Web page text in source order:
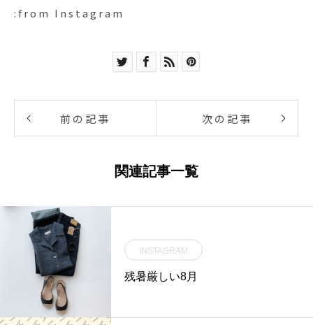
:from Instagram
前の記事 次の記事
関連記事一覧
INSTAGRAM
残暑厳しい8月